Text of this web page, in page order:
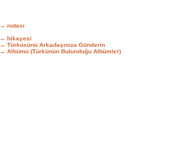
→ notası
→ hikayesi
→ Türküsünü Arkadaşınıza Gönderin
→ Albümü (Türkünün Bulunduğu Albümler)